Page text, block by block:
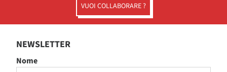
VUOI COLLABORARE ?
NEWSLETTER
Nome